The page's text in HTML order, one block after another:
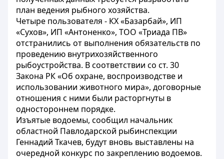
план ведения рыбного хозяйства.
Четыре пользователя - КХ «Базарбай», ИП
«Сухов», ИП «Антоненко», ТОО «Триада ПВ»
отстранились от выполнения обязательств по
проведению внутрихозяйственного
рыбоустройства. В соответствии со ст. 30
Закона РК «Об охране, воспроизводстве и
использовании животного мира», договорные
отношения с ними были расторгнуты в
одностороннем порядке.
Изъятые водоемы, сообщил начальник
областной Павлодарской рыбинспекции
Геннадий Ткачев, будут вновь выставлены на
очередной конкурс по закреплению водоемов.